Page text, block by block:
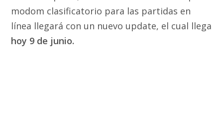
modom clasificatorio para las partidas en
línea llegará con un nuevo update, el cual llega
hoy 9 de junio.